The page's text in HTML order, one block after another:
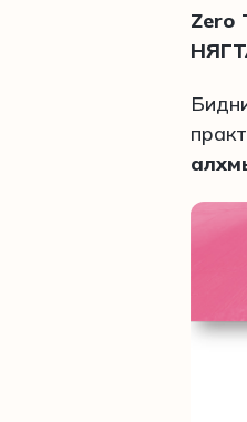
Zero